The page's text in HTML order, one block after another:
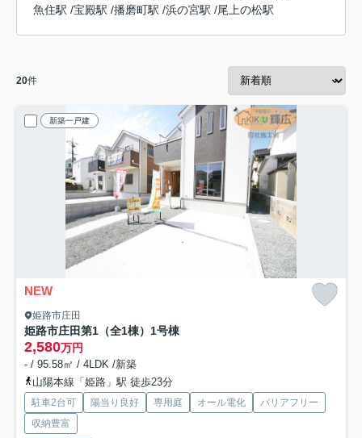
魚住駅 /宝殿駅 /播磨町駅 /浜の宮駅 /尾上の松駅
20件
新築一戸建
NEW
姫路市庄田
姫路市庄田第1（全1棟）1号棟
2,580万円
- / 95.58㎡ / 4LDK /新築
山陽本線「姫路」駅 徒歩23分
駐車2台可 陽当り良好 専用庭 オール電化
バリアフリー
収納豊富